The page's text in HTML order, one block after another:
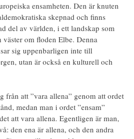
ensamheten. Den är knuten
skepnad och finns
del av världen, i ett landskap som
om floden Elbe. Denna
sig uppenbarligen inte till
utan är också en kulturell och
från att ”vara allena” genom att ordet
medan man i ordet ”ensam”
att vara allena. Egentligen är man,
den ena är allena, och den andra